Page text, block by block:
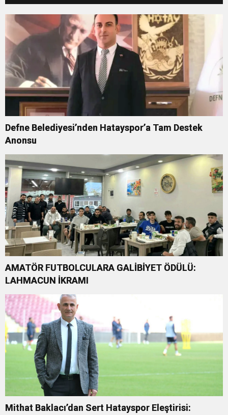
Defne Belediyesi’nden Hatayspor’a Tam Destek
Anonsu
AMATÖR FUTBOLCULARA GALİBİYET ÖDÜLÜ:
LAHMACUN İKRAMI
Mithat Baklacı’dan Sert Hatayspor Eleştirisi: